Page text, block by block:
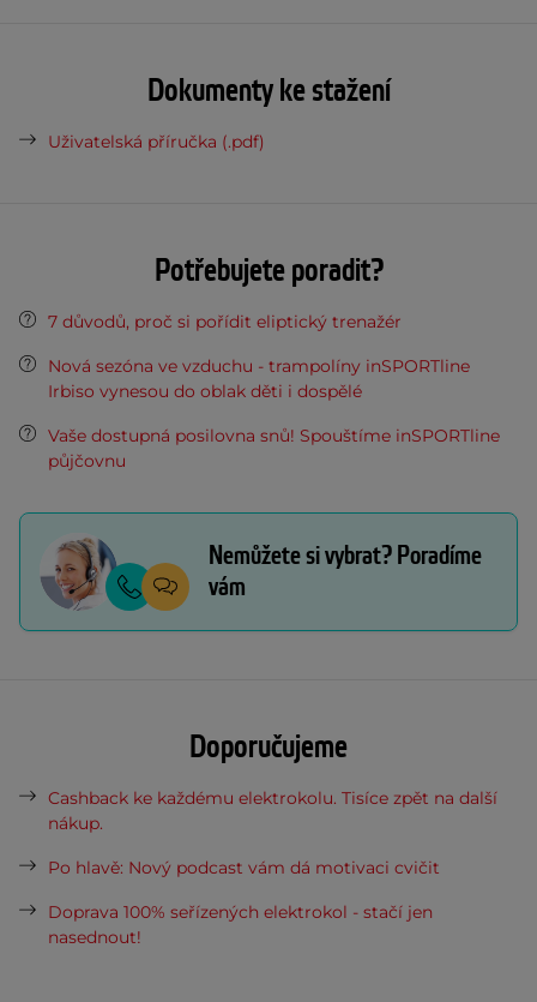
Dokumenty ke stažení
Uživatelská příručka (.pdf)
Potřebujete poradit?
7 důvodů, proč si pořídit eliptický trenažér
Nová sezóna ve vzduchu - trampolíny inSPORTline
Irbiso vynesou do oblak děti i dospělé
Vaše dostupná posilovna snů! Spouštíme inSPORTline
půjčovnu
Nemůžete si vybrat? Poradíme
vám
Doporučujeme
Cashback ke každému elektrokolu. Tisíce zpět na další
nákup.
Po hlavě: Nový podcast vám dá motivaci cvičit
Doprava 100% seřízených elektrokol - stačí jen
nasednout!